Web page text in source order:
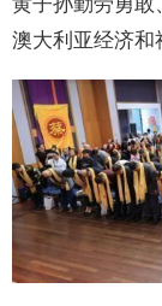
澳大利亚经济和